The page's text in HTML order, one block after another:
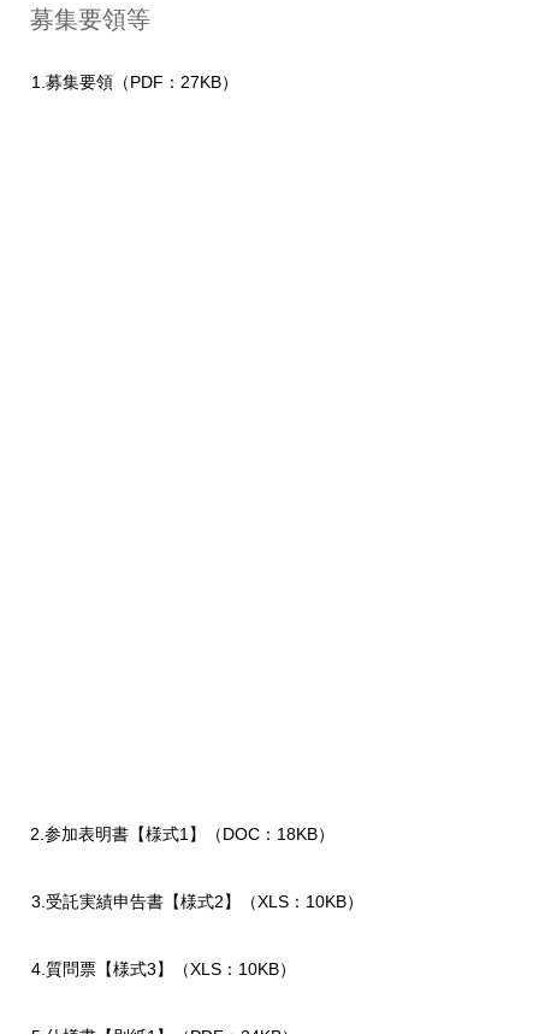
募集要領等
1.募集要領（PDF：27KB）
2.参加表明書【様式1】（DOC：18KB）
3.受託実績申告書【様式2】（XLS：10KB）
4.質問票【様式3】（XLS：10KB）